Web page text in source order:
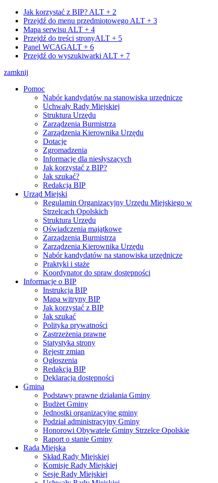
Jak korzystać z BIP? ALT + 2
Przejdź do menu przedmiotowego ALT + 3
Mapa serwisu ALT + 4
Przejdź do treści stronyALT + 5
Panel WCAGALT + 6
Przejdź do wyszukiwarki ALT + 7
zamknij
Pomoc
Nabór kandydatów na stanowiska urzędnicze
Uchwały Rady Miejskiej
Struktura Urzędu
Zarządzenia Burmistrza
Zarządzenia Kierownika Urzędu
Dotacje
Zgromadzenia
Informacje dla niesłyszących
Jak korzystać z BIP?
Jak szukać?
Redakcja BIP
Urząd Miejski
Regulamin Organizacyjny Urzędu Miejskiego w
Strzelcach Opolskich
Struktura Urzędu
Oświadczenia majątkowe
Zarządzenia Burmistrza
Zarządzenia Kierownika Urzędu
Nabór kandydatów na stanowiska urzędnicze
Praktyki i staże
Koordynator do spraw dostępności
Informacje o BIP
Instrukcja BIP
Mapa witryny BIP
Jak korzystać z BIP
Jak szukać
Polityka prywatności
Zastrzeżenia prawne
Statystyka strony
Rejestr zmian
Ogłoszenia
Redakcja BIP
Deklaracja dostępności
Gmina
Podstawy prawne działania Gminy
Budżet Gminy
Jednostki organizacyjne gminy
Podział administracyjny Gminy
Honorowi Obywatele Gminy Strzelce Opolskie
Raport o stanie Gminy
Rada Miejska
Skład Rady Miejskiej
Komisje Rady Miejskiej
Sesje Rady Miejskiej